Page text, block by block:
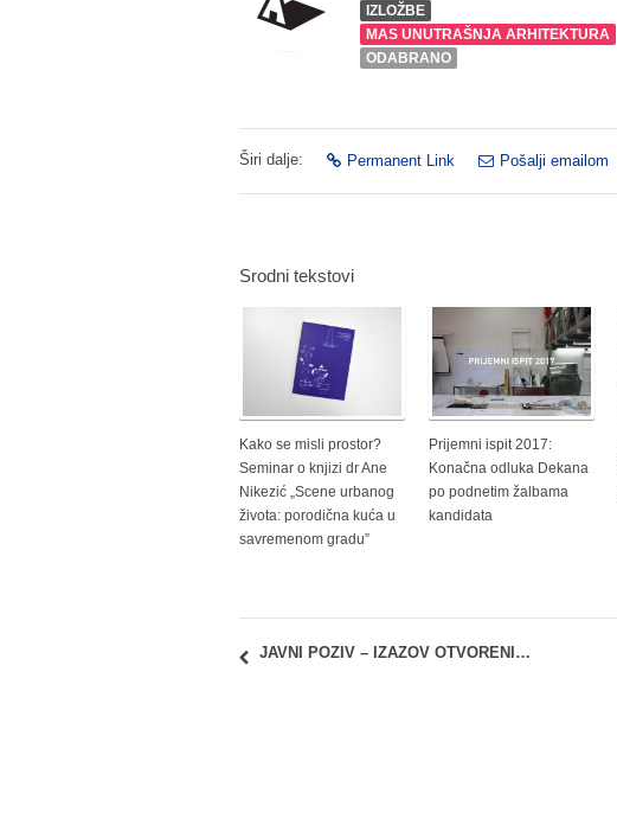
IZLOŽBE
MAS UNUTRAŠNJA ARHITEKTURA
ODABRANO
Širi dalje: Permanent Link Pošalji emailom
Srodni tekstovi
Kako se misli prostor?
Seminar o knjizi dr Ane
Nikezić „Scene urbanog
života: porodična kuća u
savremenom gradu”
Prijemni ispit 2017:
Konačna odluka Dekana
po podnetim žalbama
kandidata
JAVNI POZIV – IZAZOV OTVORENIH PODATAKA – DO 10 HILJADA DOLARA ZA NAJBOLJE IDEJE ZASNOVANE NA OTVORENIM PODACIMA